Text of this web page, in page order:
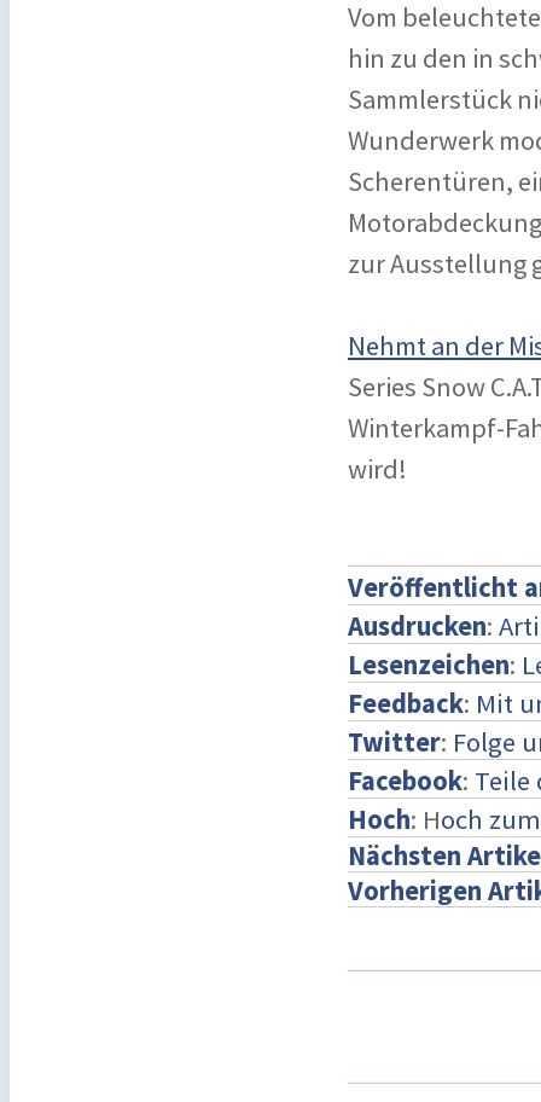
Vom
hin zu den in
Sammlerstück
Wunderwerk
Scherentüren,
zur Ausstellung
Nehmt an der
Series Snow
Winterkampf-
wird!
Veröffentlicht
Ausdrucken:
Lesenzeichen:
Feedback: Mit
Twitter: Folge
Facebook: Teile
Hoch: Hoch
Nächsten
Vorherigen